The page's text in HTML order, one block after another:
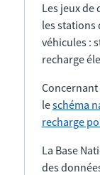
Les jeux de
les stations
véhicules :
recharge
leschéma
recharge
La Base
des